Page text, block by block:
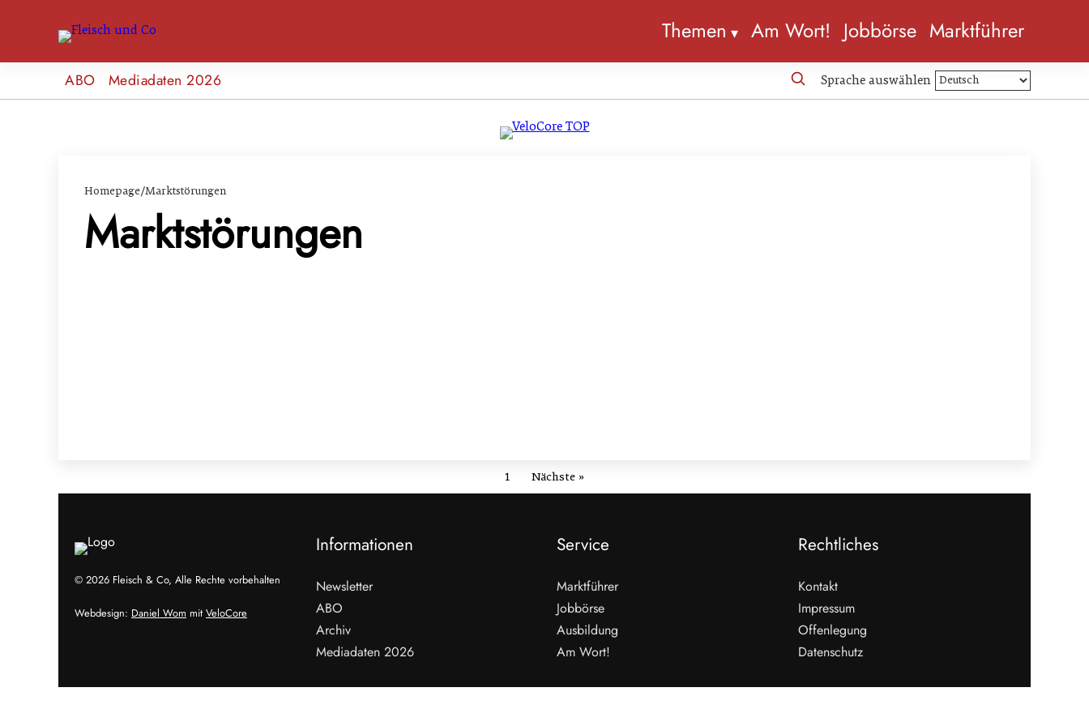
Themen Am Wort! Jobbörse Marktführer
ABO Mediadaten 2026 Sprache auswählen
Homepage/Marktstörungen
Marktstörungen
1 Nächste »
© 2026 Fleisch & Co, Alle Rechte vorbehalten
Webdesign: Daniel Wom mit VeloCore
Informationen
Newsletter
ABO
Archiv
Mediadaten 2026
Service
Marktführer
Jobbörse
Ausbildung
Am Wort!
Rechtliches
Kontakt
Impressum
Offenlegung
Datenschutz